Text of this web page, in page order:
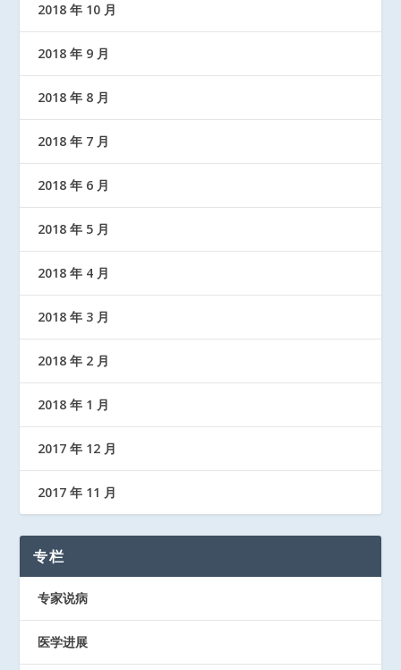
2018 年 10 月
2018 年 9 月
2018 年 8 月
2018 年 7 月
2018 年 6 月
2018 年 5 月
2018 年 4 月
2018 年 3 月
2018 年 2 月
2018 年 1 月
2017 年 12 月
2017 年 11 月
专栏
专家说病
医学进展